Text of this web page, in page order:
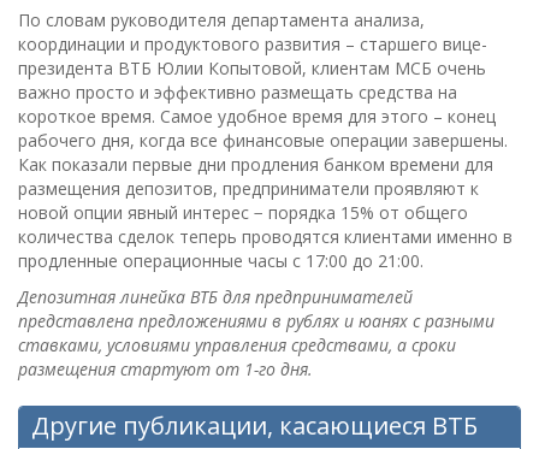
По словам руководителя департамента анализа,
координации и продуктового развития – старшего вице-
президента ВТБ Юлии Копытовой, клиентам МСБ очень
важно просто и эффективно размещать средства на
короткое время. Самое удобное время для этого – конец
рабочего дня, когда все финансовые операции завершены.
Как показали первые дни продления банком времени для
размещения депозитов, предприниматели проявляют к
новой опции явный интерес − порядка 15% от общего
количества сделок теперь проводятся клиентами именно в
продленные операционные часы с 17:00 до 21:00.
Депозитная линейка ВТБ для предпринимателей
представлена предложениями в рублях и юанях c разными
ставками, условиями управления средствами, а сроки
размещения стартуют от 1-го дня.
Другие публикации, касающиеся ВТБ